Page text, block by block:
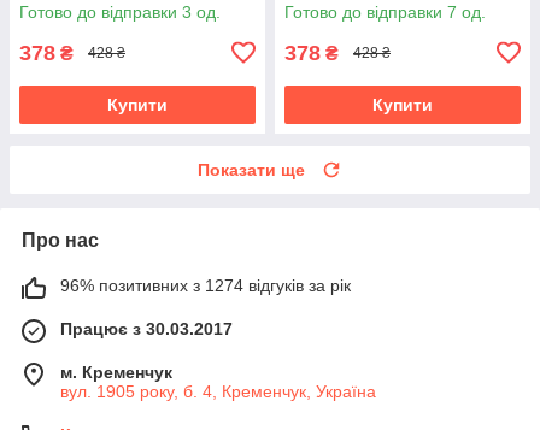
Готово до відправки 3 од.
378 ₴ 428 ₴
Купити
Готово до відправки 7 од.
378 ₴ 428 ₴
Купити
Показати ще
Про нас
96% позитивних з 1274 відгуків за рік
Працює з 30.03.2017
м. Кременчук
вул. 1905 року, б. 4, Кременчук, Україна